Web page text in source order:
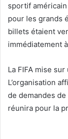
sportif
pour les grands
billets étaient
immédiatement
La FIFA mise
L’organisation
de demandes
réunira pour la